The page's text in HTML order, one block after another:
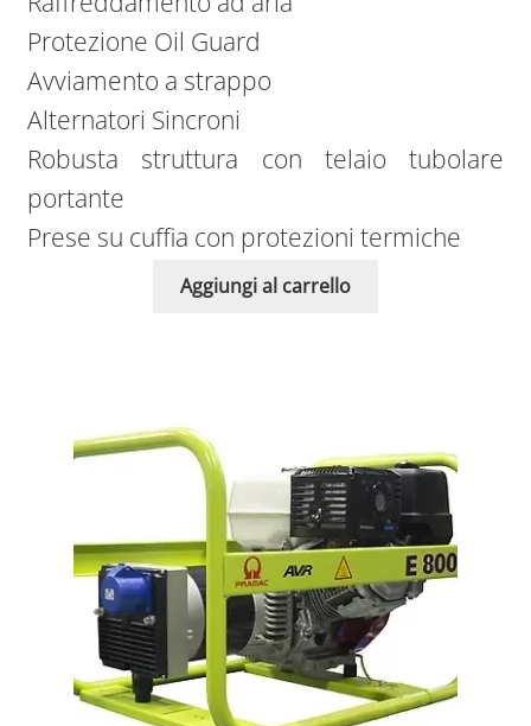
Protezione Oil Guard
Avviamento a strappo
Alternatori Sincroni
Robusta struttura con telaio tubolare
portante
Prese su cuffia con protezioni termiche
Aggiungi al carrello